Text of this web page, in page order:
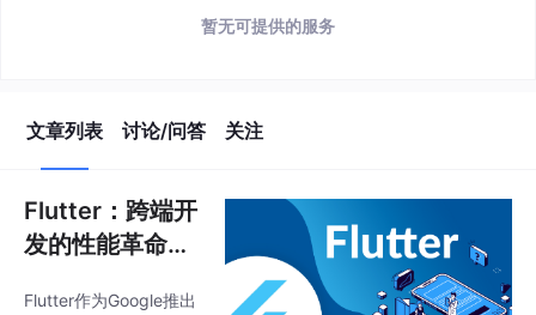
暂无可提供的服务
文章列表 讨论/问答 关注
Flutter：跨端开
发的性能革命与
Flutter作为Google推出